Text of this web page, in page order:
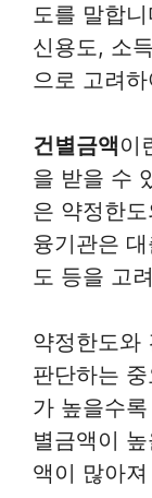
도를 말합
신용도, 소
으로 고려
건별금액이
을 받을 수
은 약정한
융기관은
도 등을 고
약정한도와
판단하는
가 높을수
별금액이
액이 많아